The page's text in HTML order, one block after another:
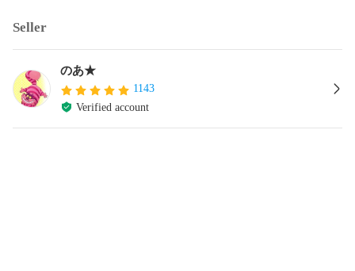
Seller
のあ★
1143
Verified account